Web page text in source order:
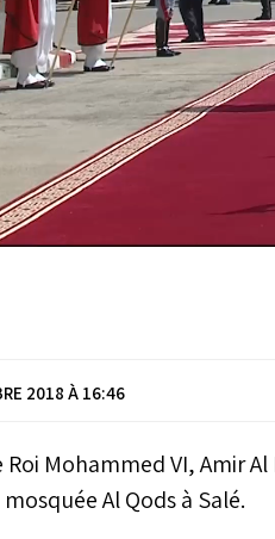
2018 À 16:46
Roi Mohammed VI, Amir
Al Qods à Salé.